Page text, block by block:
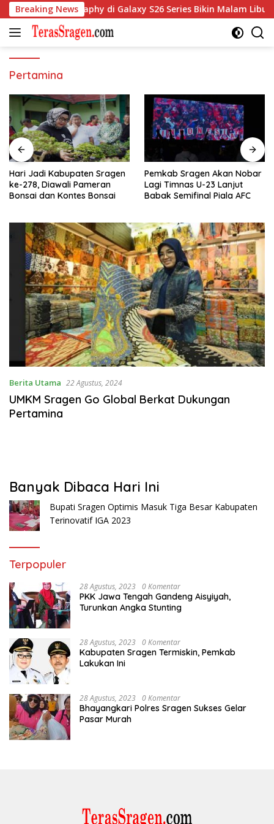
Langsung
ke
konten
Breaking News
Nightography di Galaxy S26 Series Bikin Malam Libur
Pertamina
Hari Jadi Kabupaten Sragen
ke-278, Diawali Pameran
Bonsai dan Kontes Bonsai
Pemkab Sragen Akan Nobar
Lagi Timnas U-23 Lanjut
Babak Semifinal Piala AFC
Berita Utama 22 Agustus, 2024
UMKM Sragen Go Global Berkat Dukungan
Pertamina
Banyak Dibaca Hari Ini
Bupati Sragen Optimis Masuk Tiga Besar Kabupaten
Terinovatif IGA 2023
Terpopuler
28 Agustus, 2023 0 Komentar
PKK Jawa Tengah Gandeng Aisyiyah,
Turunkan Angka Stunting
28 Agustus, 2023 0 Komentar
Kabupaten Sragen Termiskin, Pemkab
Lakukan Ini
28 Agustus, 2023 0 Komentar
Bhayangkari Polres Sragen Sukses Gelar
Pasar Murah